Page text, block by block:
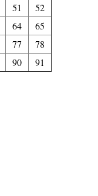
51
52
64
65
77
78
90 91